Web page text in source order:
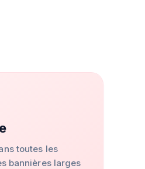
toutes les
bannières larges